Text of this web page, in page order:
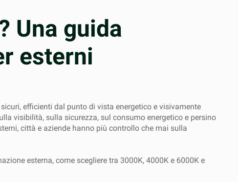
Una guida
esterni
efficienti dal punto di vista energetico e visivamente
visibilità, sulla sicurezza, sul consumo energetico e persino
città e aziende hanno più controllo che mai sulla
esterna, come scegliere tra 3000K, 4000K e 6000K e